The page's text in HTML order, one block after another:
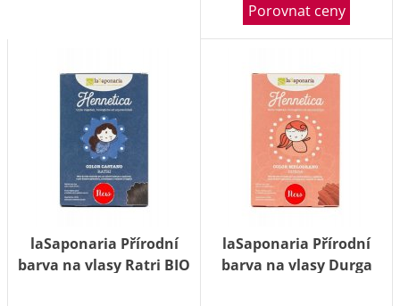
Porovnat ceny
laSaponaria Přírodní
barva na vlasy Ratri BIO
laSaponaria Přírodní
barva na vlasy Durga